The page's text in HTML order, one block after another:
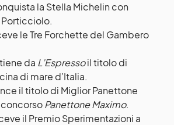
la Stella Michelin con
le Tre Forchette del Gambero
da L’Espressoil titolo di
di mare d’Italia.
il titolo di Miglior Panettone
Panettone Maximo.
il Premio Sperimentazioni a